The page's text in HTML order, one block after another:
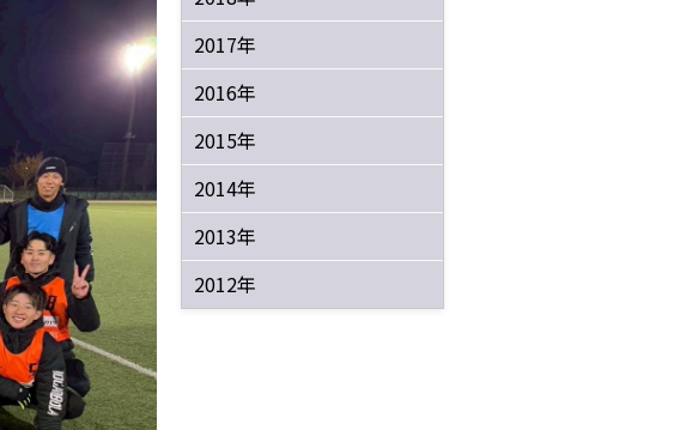
2017年
2016年
2015年
2014年
2013年
2012年